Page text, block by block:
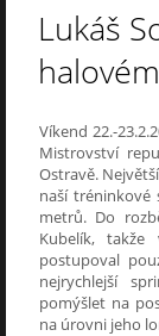
Lukáš
Víkend 22.-
Mistrovství
Ostravě.
naší tréninkové
metrů. Do
Kubelík,
postupoval
nejrychlejší
pomýšlet na
na úrovni jeho